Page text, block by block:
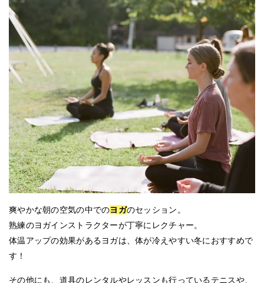
爽やかな朝の空気の中でのヨガのセッション。
熟練のヨガインストラクターが丁寧にレクチャー。
体温アップの効果があるヨガは、体が冷えやすい冬におすすめで
す！
その他にも、道具のレンタルやレッスンも行っているテニスや、